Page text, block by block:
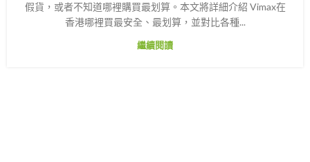
假貨，或者不知道哪裡購買最划算。本文將詳細介紹 Vimax在
香港哪裡買最安全、最划算，並對比各種...
繼續閱讀